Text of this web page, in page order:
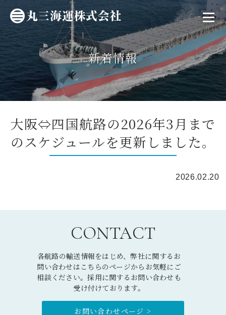
新着情報
大阪⇔四国航路の2026年3月まで
のスケジュールを更新しました。
2026.02.20
CONTACT
各航路の輸送情報をはじめ、弊社に関するお
問い合わせはこちらのページからお気軽にご
相談ください。採用に関するお問い合わせも
受け付けております。
お問い合わせページ >